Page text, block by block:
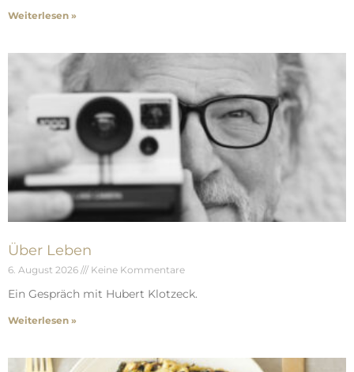
Weiterlesen »
Über Leben
6. August 2026 Keine Kommentare
Ein Gespräch mit Hubert Klotzeck.
Weiterlesen »